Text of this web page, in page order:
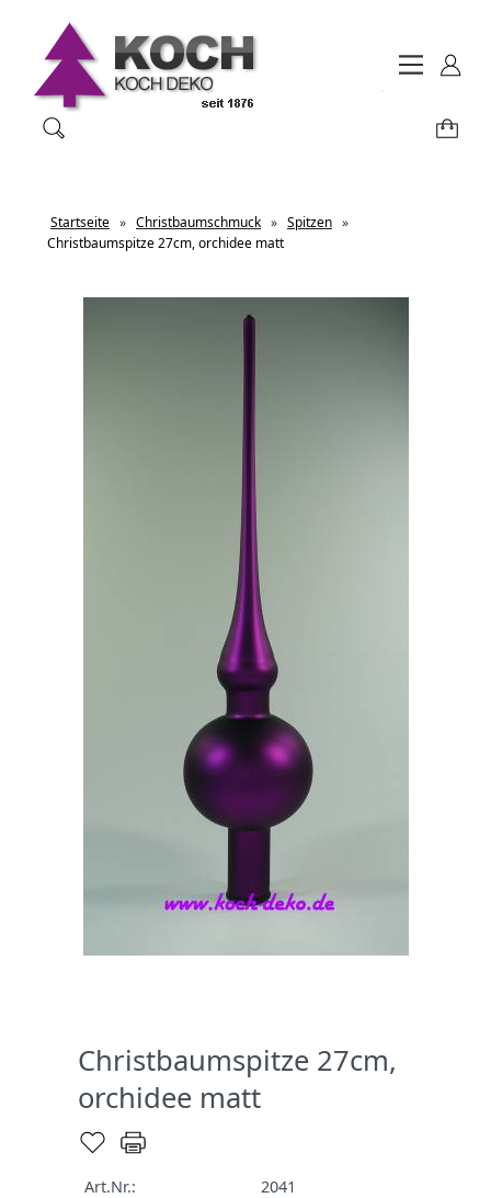
Startseite » Christbaumschmuck » Spitzen »
Christbaumspitze 27cm, orchidee matt
Christbaumspitze 27cm,
orchidee matt
Art.Nr.:
2041